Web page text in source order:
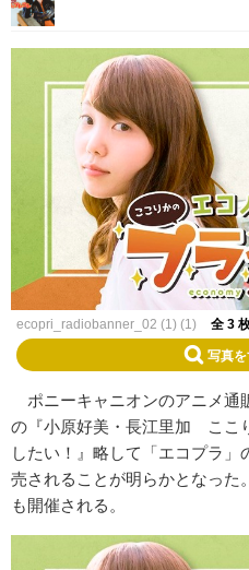
ecopri_radiobanner_02 (1) (1) 全 3
写真を
ポニーキャニオンのアニメ通
の『小原好美・長江里加 ここ
したい！』略して「エコプラ」
売されることが明らかとなった
も開催される。